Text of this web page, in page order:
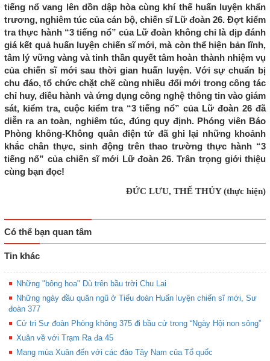
tiếng nổ vang lên dồn dập hòa cùng khí thế huấn luyện khẩn
trương, nghiêm túc của cán bộ, chiến sĩ Lữ đoàn 26. Đợt kiểm
tra thực hành “3 tiếng nổ” của Lữ đoàn không chỉ là dịp đánh
giá kết quả huấn luyện chiến sĩ mới, mà còn thể hiện bản lĩnh,
tâm lý vững vàng và tinh thần quyết tâm hoàn thành nhiệm vụ
của chiến sĩ mới sau thời gian huấn luyện. Với sự chuẩn bị
chu đáo, tổ chức chặt chẽ cùng nhiều đổi mới trong công tác
chỉ huy, điều hành và ứng dụng công nghệ thông tin vào giám
sát, kiểm tra, cuộc kiểm tra “3 tiếng nổ” của Lữ đoàn 26 đã
diễn ra an toàn, nghiêm túc, đúng quy định. Phóng viên Báo
Phòng không-Không quân điện tử đã ghi lại những khoảnh
khắc chân thực, sinh động trên thao trường thực hành “3
tiếng nổ” của chiến sĩ mới Lữ đoàn 26. Trân trọng giới thiệu
cùng bạn đọc!
ĐỨC LƯU, THẾ THỦY (thực hiện)
Có thể bạn quan tâm
Tin khác
Những "bông hoa" Dù trên bầu trời Chu Lai
Những ngày đầu quân ngũ ở Tiểu đoàn Huấn luyện chiến sĩ mới, Sư
đoàn 377
Cử tri Sư đoàn Phòng không 375 đi bầu cử trong “Ngày Hội non sông”
Xuân về với Trạm Ra đa 45
Mang mùa Xuân đến với các đảo Tây Nam của Tổ quốc